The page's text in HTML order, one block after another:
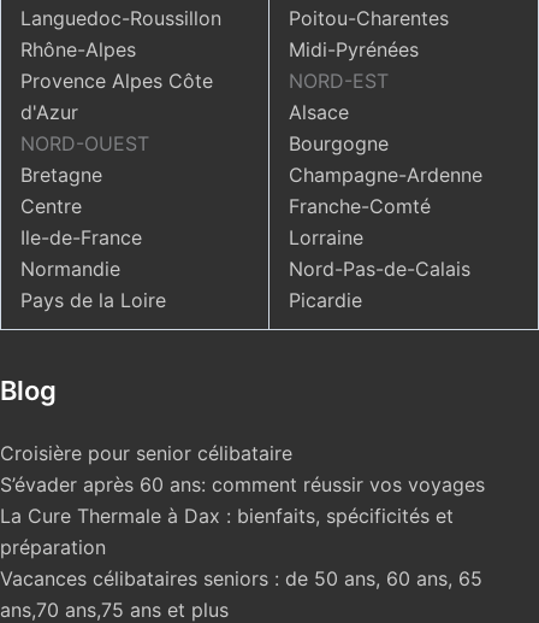
Languedoc-Roussillon
Rhône-Alpes
Provence Alpes Côte
d'Azur
NORD-OUEST
Bretagne
Centre
Ile-de-France
Normandie
Pays de la Loire
Poitou-Charentes
Midi-Pyrénées
NORD-EST
Alsace
Bourgogne
Champagne-Ardenne
Franche-Comté
Lorraine
Nord-Pas-de-Calais
Picardie
Blog
Croisière pour senior célibataire
S’évader après 60 ans: comment réussir vos voyages
La Cure Thermale à Dax : bienfaits, spécificités et
préparation
Vacances célibataires seniors : de 50 ans, 60 ans, 65
ans,70 ans,75 ans et plus